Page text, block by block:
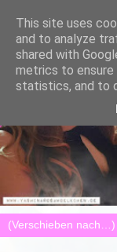
This site uses
and to analyze
shared with
metrics to ensure
statistics, and to